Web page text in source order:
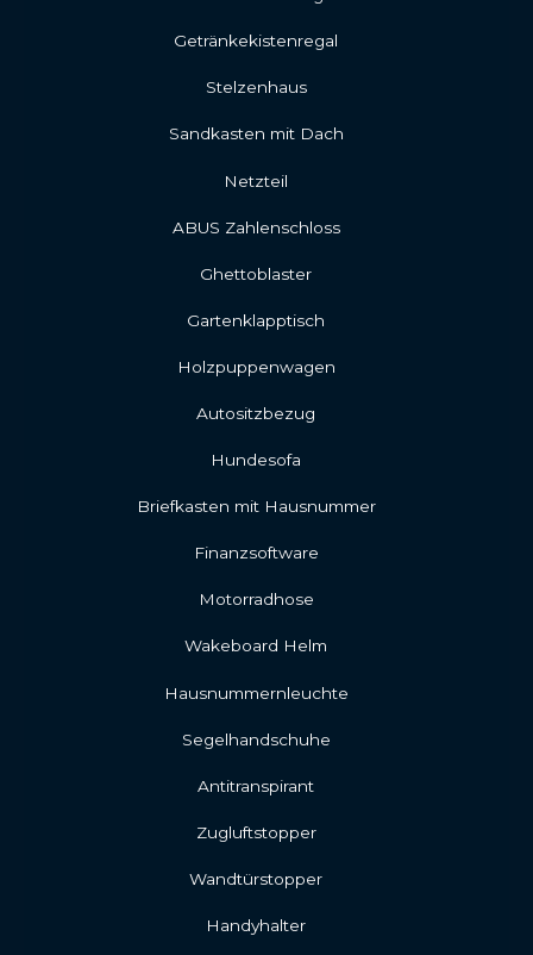
Getränkekistenregal
Stelzenhaus
Sandkasten mit Dach
Netzteil
ABUS Zahlenschloss
Ghettoblaster
Gartenklapptisch
Holzpuppenwagen
Autositzbezug
Hundesofa
Briefkasten mit Hausnummer
Finanzsoftware
Motorradhose
Wakeboard Helm
Hausnummernleuchte
Segelhandschuhe
Antitranspirant
Zugluftstopper
Wandtürstopper
Handyhalter